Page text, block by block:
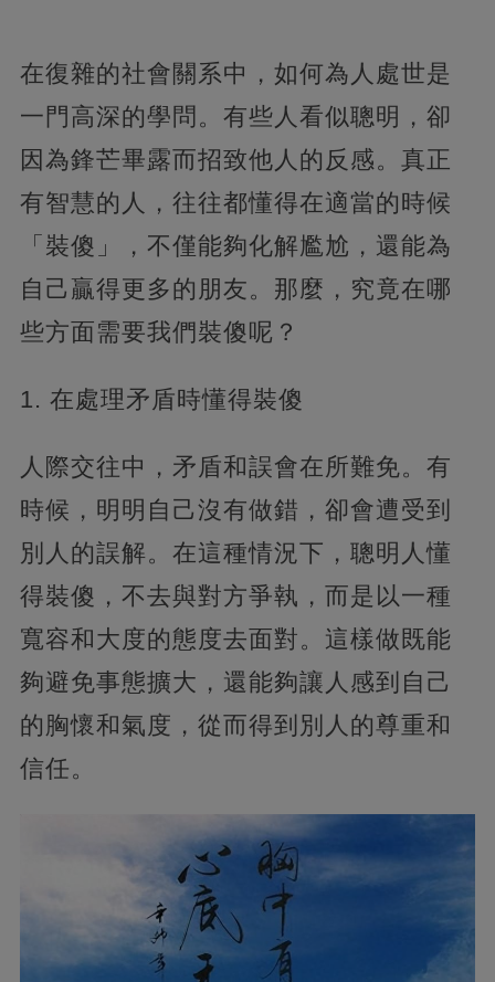
在復雜的社會關系中，如何為人處世是
一門高深的學問。有些人看似聰明，卻
因為鋒芒畢露而招致他人的反感。真正
有智慧的人，往往都懂得在適當的時候
「裝傻」
，不僅能夠化解尷尬，還能為
自己贏得更多的朋友。那麼，究竟在哪
些方面需要我們裝傻呢？
1. 在處理矛盾時懂得裝傻
人際交往中，矛盾和誤會在所難免。有
時候，明明自己沒有做錯， 卻會遭受到
別人的誤解。在這種情況下，聰明人懂
得裝傻，不去與對方爭執，而是以一種
寬容和大度的態度去面對。這樣做既能
夠避免事態擴大，還能夠讓人感到自己
的胸懷和氣度，從而得到別人的尊重和
信任。